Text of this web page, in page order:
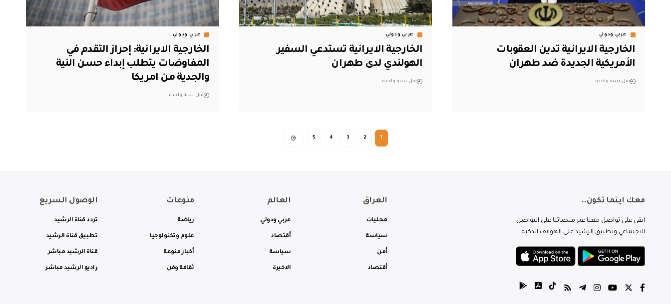
عربي ودولي
الخارجية الايرانية تدين العقوبات
الأمريكية الجديدة ضد طهران
قبل سنة واحدة
عربي ودولي
الخارجية الايرانية تستدعي السفير
الهولندي لدى طهران
قبل سنة واحدة
عربي ودولي
الخارجية الايرانية: إحراز التقدم في
المفاوضات يتطلب إبداء حسن النية
والجدية من امريكا
قبل سنة واحدة
1
2
3
4
5
معك اينما تكون..
ابقى على تواصل معنا عبر منصاتنا على التواصل
الاجتماعي وتطبيق الرشيد على الهواتف الذكية.
العراق
محليات
سياسة
أمن
أقتصاد
العالم
عربي ودولي
أقتصاد
سياسة
الاخيرة
منوعات
رياضة
علوم وتكنولوجيا
أخبار منوعة
ثقافة وفن
الوصول السريع
تردد قناة الرشيد
تطبيق قناة الرشيد
قناة الرشيد مباشر
راديو الرشيد مباشر